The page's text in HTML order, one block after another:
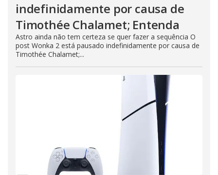
indefinidamente por causa de
Timothée Chalamet; Entenda
Astro ainda não tem certeza se quer fazer a sequência O
post Wonka 2 está pausado indefinidamente por causa de
Timothée Chalamet;...